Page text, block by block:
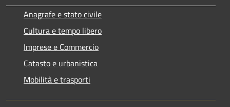
Anagrafe e stato civile
Cultura e tempo libero
Imprese e Commercio
Catasto e urbanistica
Mobilità e trasporti